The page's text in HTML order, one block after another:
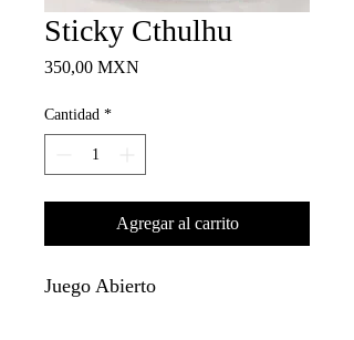
Sticky Cthulhu
350,00 MXN
Cantidad *
Agregar al carrito
Juego Abierto